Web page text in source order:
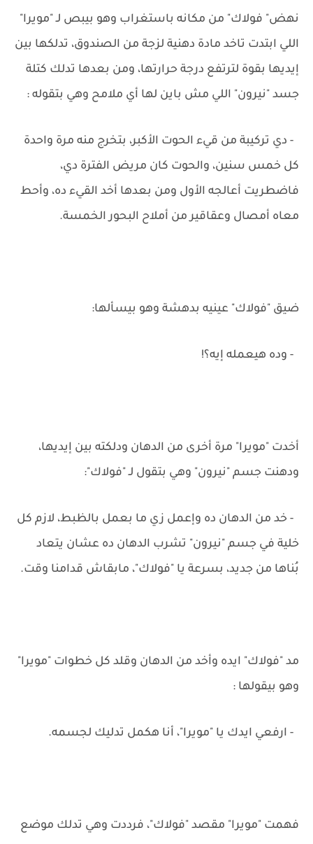
نهض" فولاك" من مكانه باستغراب وهو بيبص لـ "مويرا"
اللي ابتدت تاخد مادة دهنية لزجة من الصندوق، تدلكها بين
إيديها بقوة لترتفع درجة حرارتها، ومن بعدها تدلك كتلة
جسد "نيرون" اللي مش باين لها أي ملامح وهي بتقوله :
- دي تركيبة من قيء الحوت الأكبر، بتخرج منه مرة واحدة
كل خمس سنين، والحوت كان مريض الفترة دي،
فاضطريت أعالجه الأول ومن بعدها أخد القيء ده، وأحط
معاه أمصال وعقاقير من أملاح البحور الخمسة.
ضيق "فولاك" عينيه بدهشة وهو بيسألها:
- وده هيعمله إيه؟!
أخدت "مويرا" مرة أخرى من الدهان ودلكته بين إيديها،
ودهنت جسم "نيرون" وهي بتقول لـ "فولاك":
- خد من الدهان ده وإعمل زي ما بعمل بالظبط، لازم كل
خلية في جسم "نيرون" تشرب الدهان ده عشان يتعاد
بُناها من جديد، بسرعة يا "فولاك"، مابقاش قدامنا وقت.
مد "فولاك" ايده وأخد من الدهان وقلد كل خطوات "مويرا"
وهو بيقولها :
- ارفعي ايدك يا "مويرا"، أنا هكمل تدليك لجسمه.
فهمت "مويرا" مقصد "فولاك"، فرددت وهي تدلك موضع